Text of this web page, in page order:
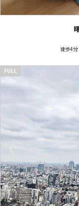
徒歩4分
FULL